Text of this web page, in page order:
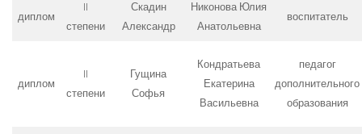
диплом
II
степени
Скадин
Александр
Никонова Юлия
Анатольевна
воспитатель
диплом
II
степени
Гущина
Софья
Кондратьева
Екатерина
Васильевна
педагог
дополнительного
образования